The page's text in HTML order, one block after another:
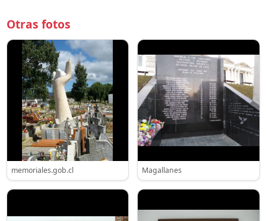
Otras fotos
memoriales.gob.cl Magallanes